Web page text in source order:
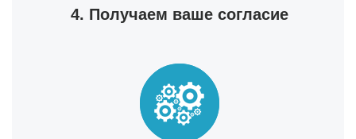
4. Получаем ваше согласие